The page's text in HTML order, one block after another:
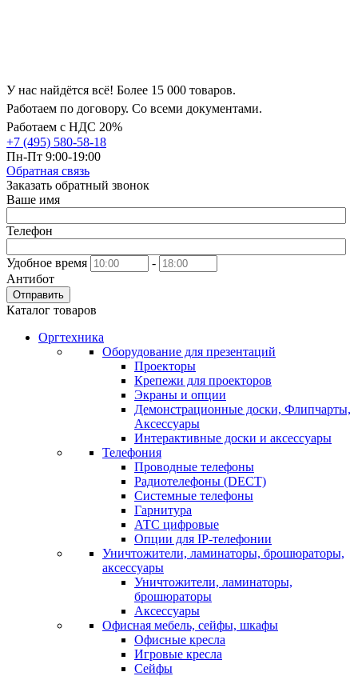
У нас найдётся всё! Более 15 000 товаров.
Работаем по договору. Со всеми документами.
Работаем с НДС 20%
+7 (495) 580-58-18
Пн-Пт 9:00-19:00
Обратная связь
Заказать обратный звонок
Ваше имя
Телефон
Удобное время
-
Антибот
Отправить
Каталог товаров
Оргтехника
Оборудование для презентаций
Проекторы
Крепежи для проекторов
Экраны и опции
Демонстрационные доски, Флипчарты,
Аксессуары
Интерактивные доски и аксессуары
Телефония
Проводные телефоны
Радиотелефоны (DECT)
Системные телефоны
Гарнитура
АТС цифровые
Опции для IP-телефонии
Уничтожители, ламинаторы, брошюраторы,
аксессуары
Уничтожители, ламинаторы,
брошюраторы
Аксессуары
Офисная мебель, сейфы, шкафы
Офисные кресла
Игровые кресла
Сейфы